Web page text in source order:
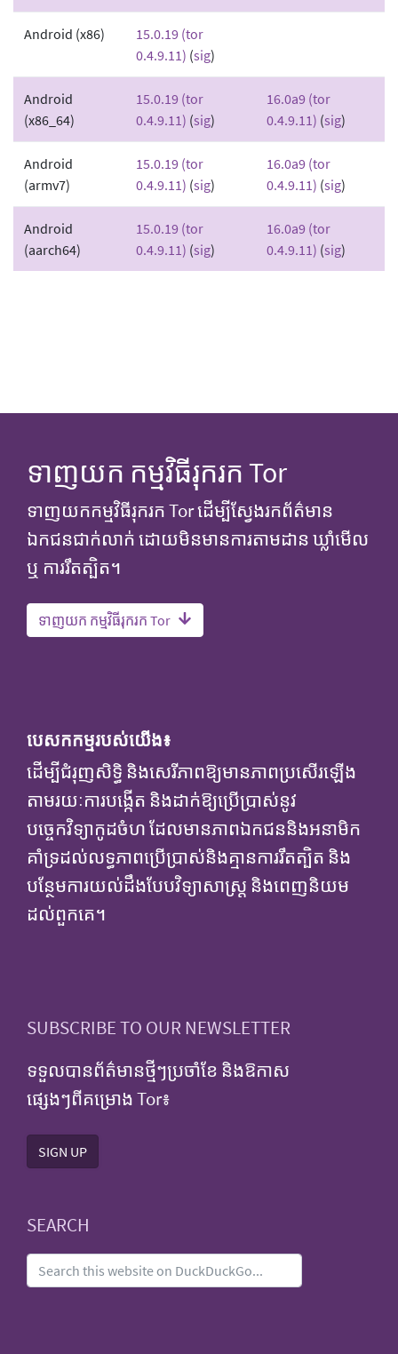
Android (x86)
15.0.19 (tor
0.4.9.11) (sig)
Android
(x86_64)
15.0.19 (tor
0.4.9.11) (sig)
16.0a9 (tor
0.4.9.11) (sig)
Android
(armv7)
15.0.19 (tor
0.4.9.11) (sig)
16.0a9 (tor
0.4.9.11) (sig)
Android
(aarch64)
15.0.19 (tor
0.4.9.11) (sig)
16.0a9 (tor
0.4.9.11) (sig)
ទាញយក កម្មវិធីរុករក Tor
ទាញយកកម្មវិធីរុករក Tor ដើម្បីស្វែងរកព័ត៌មាន
ឯកជនជាក់លាក់ ដោយមិនមានការតាមដាន ឃ្លាំមើល
ឬ ការរឹតត្បិត។​
ទាញយក កម្មវិធីរុករក Tor
បេសកកម្មរបស់យើង៖
ដើម្បីជំរុញសិទ្ធិ និងសេរីភាពឱ្យមានភាពប្រសើរឡើង
តាមរយៈការបង្កើត និងដាក់ឱ្យប្រើប្រាស់នូវ
បច្ចេកវិទ្យាកូដចំហ ដែលមានភាពឯកជននិងអនាមិក
គាំទ្រដល់លទ្ធភាពប្រើប្រាស់និងគ្មានការរឹតត្បិត និង
បន្ថែមការយល់ដឹងបែបវិទ្យាសាស្ត្រ និងពេញនិយម
ដល់ពួកគេ។
SUBSCRIBE TO OUR NEWSLETTER
ទទួលបានព័ត៌មានថ្មីៗប្រចាំខែ និងឱកាស
ផ្សេងៗពីគម្រោង Tor៖
SIGN UP
SEARCH